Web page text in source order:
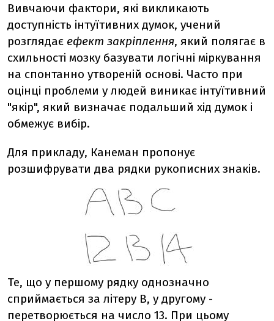
Вивчаючи фактори, які викликають
доступність інтуїтивних думок, учений
розглядає ефект закріплення, який полягає в
схильності мозку базувати логічні міркування
на спонтанно утвореній основі. Часто при
оцінці проблеми у людей виникає інтуїтивний
"якір", який визначає подальший хід думок і
обмежує вибір.
Для прикладу, Канеман пропонує
розшифрувати два рядки рукописних знаків.
Те, що у першому рядку однозначно
сприймається за літеру В, у другому -
перетворюється на число 13. При цьому